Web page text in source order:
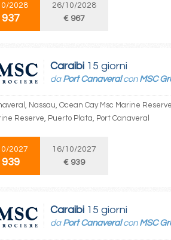
2028
26/10/2028
€ 967
Caraibi 15 giorni
da Port Canaveralcon MSC
Nassau, Ocean Cay Msc Marine
Reserve, Puerto Plata, Port Canaveral
2027
16/10/2027
€ 939
Caraibi 15 giorni
da Port Canaveralcon MSC